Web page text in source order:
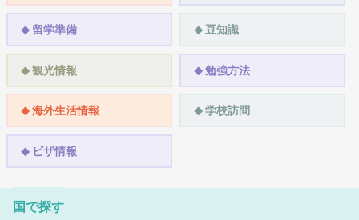
留学準備 豆知識
観光情報 勉強方法
海外生活情報 学校訪問
ビザ情報
国で探す